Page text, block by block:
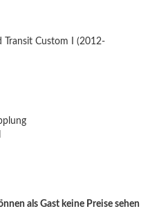
Transit Custom I (2012-
als Gast keine Preise sehen